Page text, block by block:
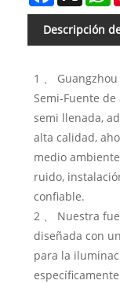
Descripción
1 、
Semi-Fuente
semi llenada,
alta calidad,
medio
ruido,
confiable.
2 、 Nuestra
diseñada con
para la